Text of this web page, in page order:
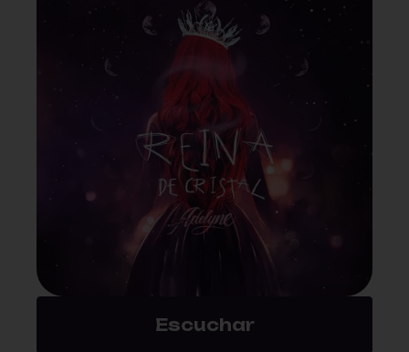
Escuchar